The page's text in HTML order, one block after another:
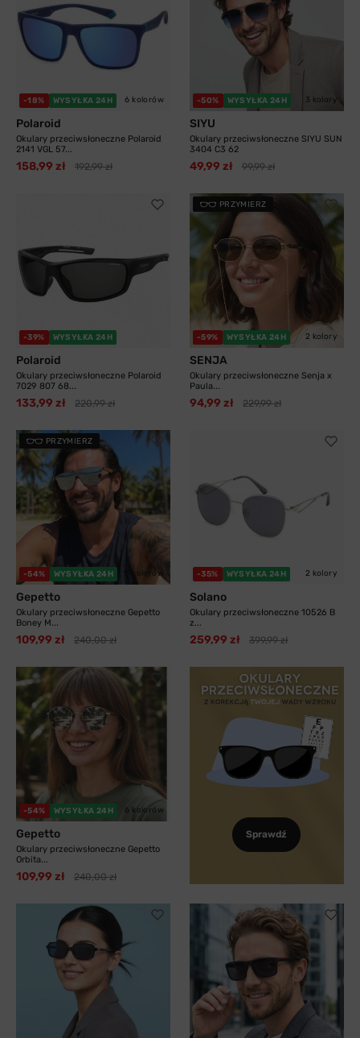
-18% WYSYŁKA 24H 6 kolorów
Polaroid
Okulary przeciwsłoneczne Polaroid
2141 VGL 57...
158,99 zł 192,99 zł
-50% WYSYŁKA 24H 3 kolory
SIYU
Okulary przeciwsłoneczne SIYU SUN
3404 C3 62
49,99 zł 99,99 zł
-39% WYSYŁKA 24H
Polaroid
Okulary przeciwsłoneczne Polaroid
7029 807 68...
133,99 zł 220,99 zł
PRZYMIERZ
-59% WYSYŁKA 24H 2 kolory
SENJA
Okulary przeciwsłoneczne Senja x
Paula...
94,99 zł 229,99 zł
PRZYMIERZ
-54% WYSYŁKA 24H 11 kolorów
Gepetto
Okulary przeciwsłoneczne Gepetto
Boney M...
109,99 zł 240,00 zł
-35% WYSYŁKA 24H 2 kolory
Solano
Okulary przeciwsłoneczne 10526 B
z...
259,99 zł 399,99 zł
-54% WYSYŁKA 24H 6 kolorów
Gepetto
Okulary przeciwsłoneczne Gepetto
Orbita...
109,99 zł 240,00 zł
Sprawdź